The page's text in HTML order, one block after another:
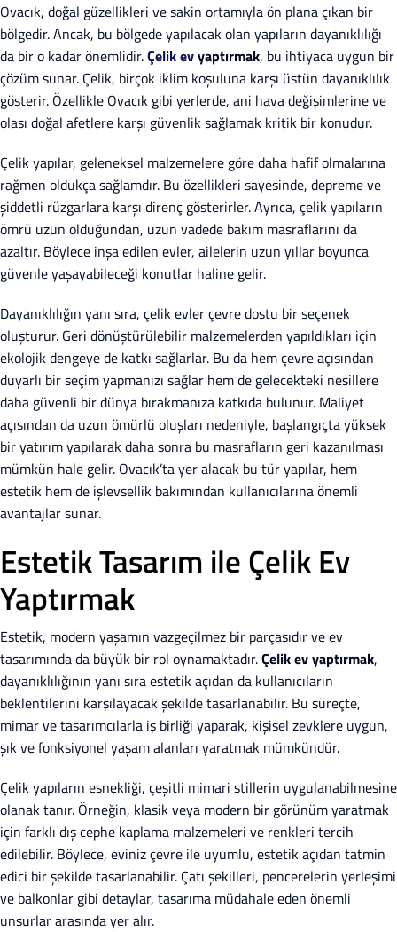
Ovacık, doğal güzellikleri ve sakin ortamıyla ön plana çıkan bir
bölgedir. Ancak, bu bölgede yapılacak olan yapıların dayanıklılığı
da bir o kadar önemlidir.Çelik evyaptırmak, bu ihtiyaca uygun bir
çözüm sunar. Çelik, birçok iklim koşuluna karşı üstün dayanıklılık
gösterir. Özellikle Ovacık gibi yerlerde, ani hava değişimlerine ve
olası doğal afetlere karşı güvenlik sağlamak kritik bir konudur.
Çelik yapılar, geleneksel malzemelere göre daha hafif olmalarına
rağmen oldukça sağlamdır. Bu özellikleri sayesinde, depreme ve
şiddetli rüzgarlara karşı direnç gösterirler. Ayrıca, çelik yapıların
ömrü uzun olduğundan, uzun vadede bakım masraflarını da
azaltır. Böylece inşa edilen evler, ailelerin uzun yıllar boyunca
güvenle yaşayabileceği konutlar haline gelir.
Dayanıklılığın yanı sıra, çelik evler çevre dostu bir seçenek
oluşturur. Geri dönüştürülebilir malzemelerden yapıldıkları için
ekolojik dengeye de katkı sağlarlar. Bu da hem çevre açısından
duyarlı bir seçim yapmanızı sağlar hem de gelecekteki nesillere
daha güvenli bir dünya bırakmanıza katkıda bulunur. Maliyet
açısından da uzun ömürlü oluşları nedeniyle, başlangıçta yüksek
bir yatırım yapılarak daha sonra bu masrafların geri kazanılması
mümkün hale gelir. Ovacık’ta yer alacak bu tür yapılar, hem
estetik hem de işlevsellik bakımından kullanıcılarına önemli
avantajlar sunar.
Estetik Tasarım ile Çelik Ev
Yaptırmak
Estetik, modern yaşamın vazgeçilmez bir parçasıdır ve ev
tasarımında da büyük bir rol oynamaktadır.Çelik ev yaptırmak,
dayanıklılığının yanı sıra estetik açıdan da kullanıcıların
beklentilerini karşılayacak şekilde tasarlanabilir. Bu süreçte,
mimar ve tasarımcılarla iş birliği yaparak, kişisel zevklere uygun,
şık ve fonksiyonel yaşam alanları yaratmak mümkündür.
Çelik yapıların esnekliği, çeşitli mimari stillerin uygulanabilmesine
olanak tanır. Örneğin, klasik veya modern bir görünüm yaratmak
için farklı dış cephe kaplama malzemeleri ve renkleri tercih
edilebilir. Böylece, eviniz çevre ile uyumlu, estetik açıdan tatmin
edici bir şekilde tasarlanabilir. Çatı şekilleri, pencerelerin yerleşimi
ve balkonlar gibi detaylar, tasarıma müdahale eden önemli
unsurlar arasında yer alır.